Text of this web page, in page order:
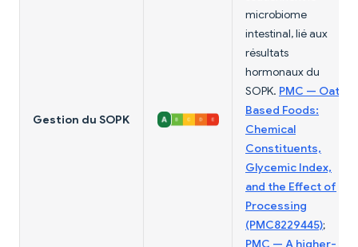
Gestion du SOPK
microbiome
intestinal, lié aux
résultats
hormonaux du
SOPK. PMC — Oat-
Based Foods:
Chemical
Constituents,
Glycemic Index,
and the Effect of
Processing
(PMC8229445);
PMC — A higher-